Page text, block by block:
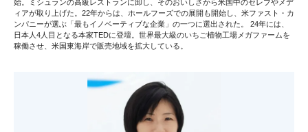
始。ミシュランの高級レストランに卸し、そのおいしさから米国中のセレブやメデ
ィアが取り上げた。22年からは、ホールフーズでの展開も開始し、米ファスト・カ
ンパニーが選ぶ「最もイノベーティブな企業」の一つに選出された。 24年には、
日本人4人目となる本家TEDに登壇。世界最大級のいちご植物工場メガファームを
稼働させ、米国東海岸で販売地域を拡大している。